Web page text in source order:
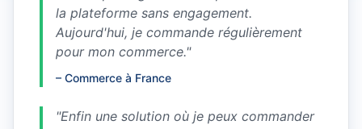
la plateforme sans engagement.
Aujourd'hui, je commande régulièrement
pour mon commerce."
– Commerce à France
"Enfin une solution où je peux commander